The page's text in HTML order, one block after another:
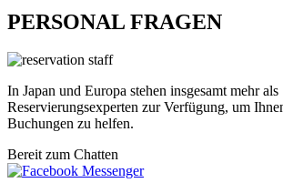
PERSONAL FRAGEN
In Japan und Europa stehen insgesamt mehr als
Reservierungsexperten zur Verfügung, um
Buchungen zu helfen.
Bereit zum Chatten